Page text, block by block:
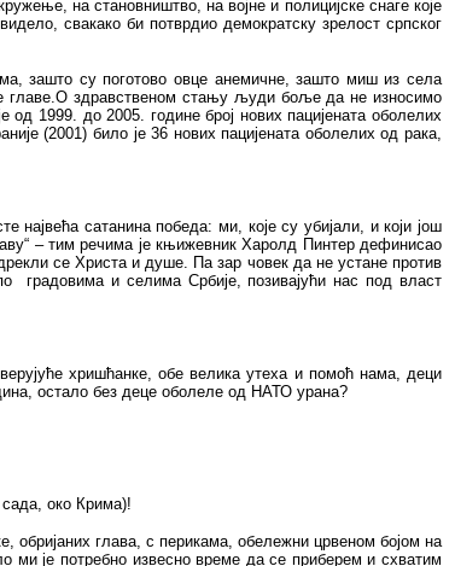
на становништво, на војне и полицијске снаге које
свакако би потврдио демократску зрелост српског
зашто су поготово овце анемичне, зашто миш из села
главе.О здравственом стању људи боље да не износимо
1999. до 2005. године број нових пацијената оболелих
(2001) било је 36 нових пацијената оболелих од рака,
највећа сатанина победа: ми, које су убијали, и који још
– тим речима је књижевник Харолд Пинтер дефинисао
се Христа и душе. Па зар човек да не устане против
градовима и селима Србије, позивајући нас под власт
хришћанке, обе велика утеха и помоћ нама, деци
остало без деце оболеле од НАТО урана?
око Крима)!
обријаних глава, с перикама, обележни црвеном бојом на
ми је потребно извесно време да се приберем и схватим